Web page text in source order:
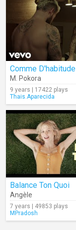
Comme D'habitude
M. Pokora
9 years | 17422 plays
Thais.Aparecida
Balance Ton Quoi
Angèle
7 years | 49853 plays
MPradosh